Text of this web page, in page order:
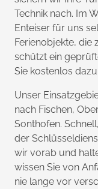
Technik nach. Im
Enteiser für uns
Ferienobjekte, die
schützt ein
Sie kostenlos dazu.
Unser
nach Fischen,
Sonthofen.
der
wir vorab und
wissen Sie von
nie lange vor